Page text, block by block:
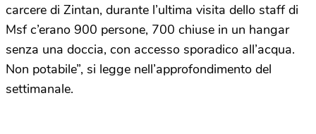
carcere di Zintan, durante l’ultima visita dello staff di
Msf c’erano 900 persone, 700 chiuse in un hangar
senza una doccia, con accesso sporadico all’acqua.
Non potabile”, si legge nell’approfondimento del
settimanale.